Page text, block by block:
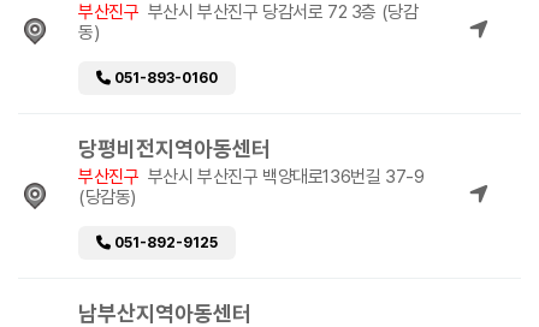
부산진구 부산시 부산진구 당감서로 72 3층 (당감
동)
051-893-0160
당평비전지역아동센터
부산진구 부산시 부산진구 백양대로136번길 37-9
(당감동)
051-892-9125
남부산지역아동센터